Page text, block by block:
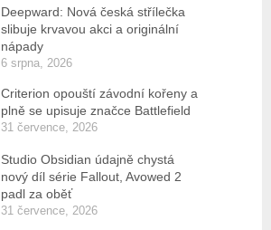
Deepward: Nová česká střílečka
slibuje krvavou akci a originální
nápady
6 srpna, 2026
Criterion opouští závodní kořeny a
plně se upisuje značce Battlefield
31 července, 2026
Studio Obsidian údajně chystá
nový díl série Fallout, Avowed 2
padl za oběť
31 července, 2026